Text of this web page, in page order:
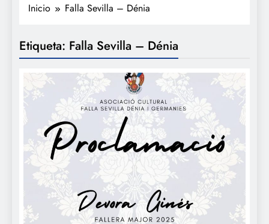
Inicio Falla Sevilla – Dénia
Etiqueta: Falla Sevilla – Dénia